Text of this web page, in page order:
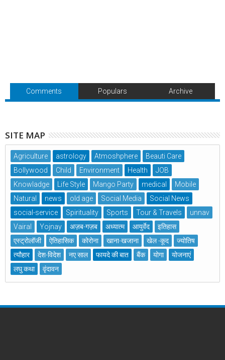
Comments Populars Archive
SITE MAP
Agriculture astrology Atmoshphere
Beauti Care
Bollywood
Child Environment Health
JOB
Knowladge
Life Style Mango Party medical
Mobile
Natural
news old age Social Media
Social News
social-service
Spirituality Sports Tour & Travels
unnav
Vairal
Yojnay अज़ब-गज़ब अध्यात्म आयुर्वेद
इतिहास
एस्ट्रोलॉजी
ऐतिहासिक कोरोना खाना-खजाना खेल -कूद
ज्योतिष
त्यौहार
देश-विदेश नए साल फायदे की बात बैंक योगा
योजनाएं
लघु कथा
वृंदावन